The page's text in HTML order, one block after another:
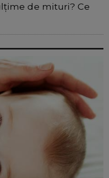
de mituri? Ce